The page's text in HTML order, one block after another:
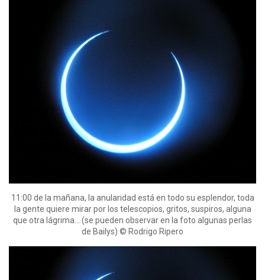
11:00 de la mañana, la anularidad está en todo su esplendor, toda
la gente quiere mirar por los telescopios, gritos, suspiros, alguna
que otra lágrima… (se pueden observar en la foto algunas perlas
de Bailys) © Rodrigo Ripero